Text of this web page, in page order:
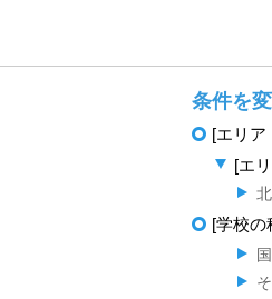
条件を
[エリア
[エ
[学校の